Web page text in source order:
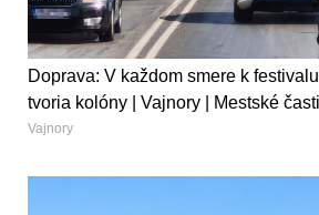
Doprava: V každom smere k
tvoria kolóny | Vajnory | Mestské časti
Vajnory